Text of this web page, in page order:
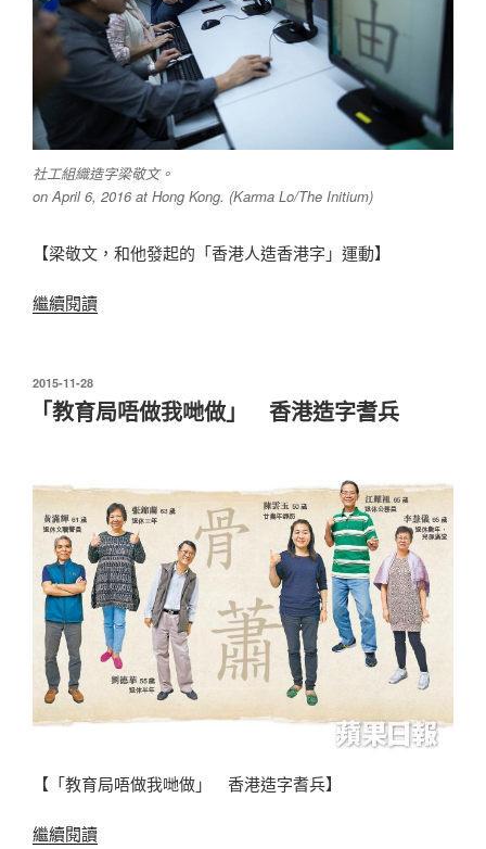
社工組織造字梁敬文。
on April 6, 2016 at Hong Kong. (Karma Lo/The Initium)
【梁敬文，和他發起的「香港人造香港字」運動】
繼續閱讀“梁
他
的
「香
港
人
造
香
港
字」
動”
發
2015-11-28
「教育局唔做我哋做」 香港造字耆兵
【「教育局唔做我哋做」 香港造字耆兵】
繼續閱讀“「教